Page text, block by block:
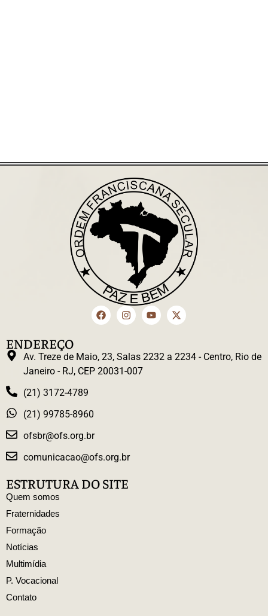
ENDEREÇO
Av. Treze de Maio, 23, Salas 2232 a 2234 - Centro, Rio de
Janeiro - RJ, CEP 20031-007
(21) 3172-4789
(21) 99785-8960
ofsbr@ofs.org.br
comunicacao@ofs.org.br
ESTRUTURA DO SITE
Quem somos
Fraternidades
Formação
Notícias
Multimídia
P. Vocacional
Contato